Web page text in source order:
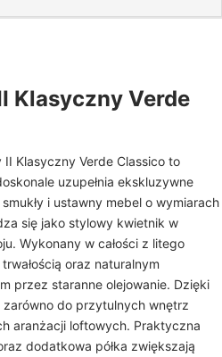
Klasyczny Verde
Klasyczny Verde Classico to
uzupełnia ekskluzywne
i ustawny mebel o wymiarach
się jako stylowy kwietnik w
Wykonany w całości z litego
oraz naturalnym
przez staranne olejowanie. Dzięki
do przytulnych wnętrz
aranżacji loftowych. Praktyczna
dodatkowa półka zwiększają